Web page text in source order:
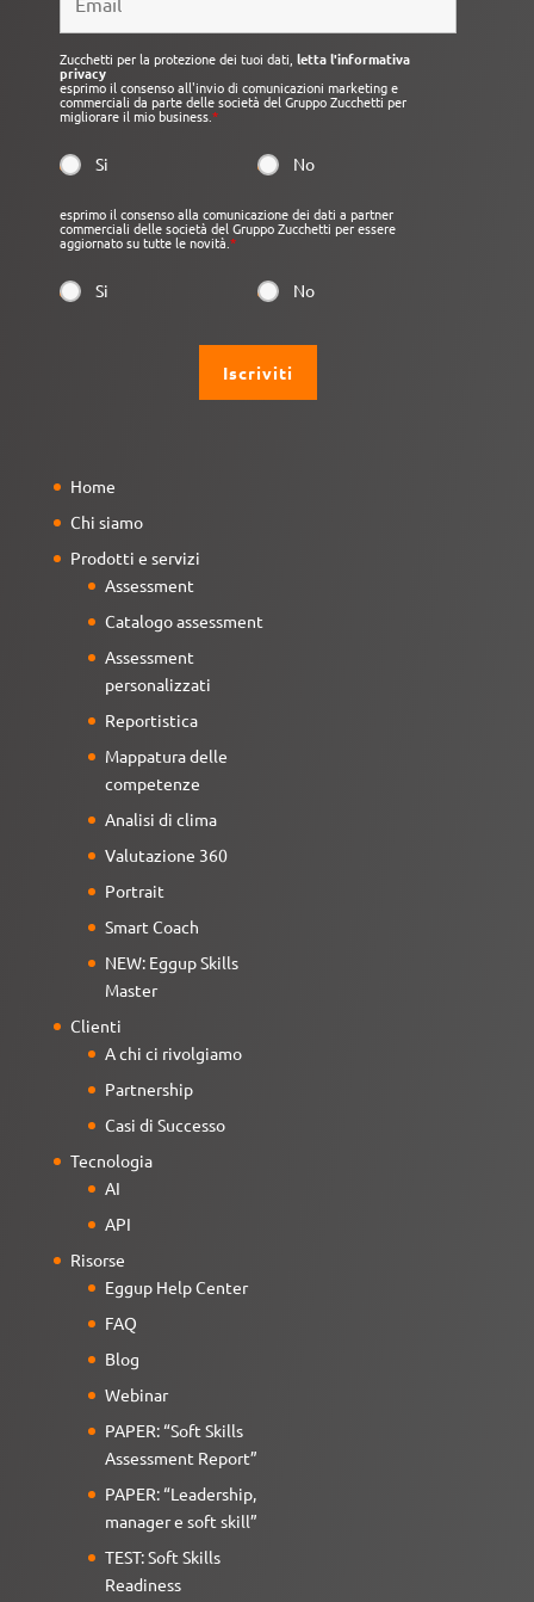
Zucchetti per la protezione dei tuoi dati, letta l'informativa
privacy
esprimo il consenso all'invio di comunicazioni marketing e
commerciali da parte delle società del Gruppo Zucchetti per
migliorare il mio business.*
Si No
esprimo il consenso alla comunicazione dei dati a partner
commerciali delle società del Gruppo Zucchetti per essere
aggiornato su tutte le novità. *
Si No
Home
Chi siamo
Prodotti e servizi
Assessment
Catalogo assessment
Assessment
personalizzati
Reportistica
Mappatura delle
competenze
Analisi di clima
Valutazione 360
Portrait
Smart Coach
NEW: Eggup Skills
Master
Clienti
A chi ci rivolgiamo
Partnership
Casi di Successo
Tecnologia
AI
API
Risorse
Eggup Help Center
FAQ
Blog
Webinar
PAPER: “Soft Skills
Assessment Report”
PAPER: “Leadership,
manager e soft skill”
TEST: Soft Skills
Readiness